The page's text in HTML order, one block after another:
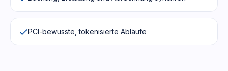
PCI-bewusste, tokenisierte Abläufe